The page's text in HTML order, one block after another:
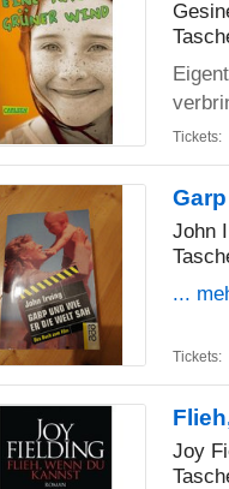
Tickets:
John
...
Tickets:
Joy